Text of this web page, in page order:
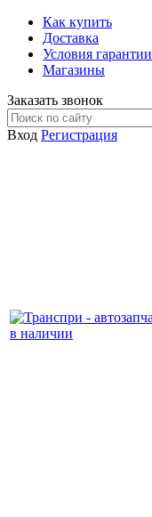
Как купить
Доставка
Условия гарантии
Магазины
Заказать звонок
Вход Регистрация